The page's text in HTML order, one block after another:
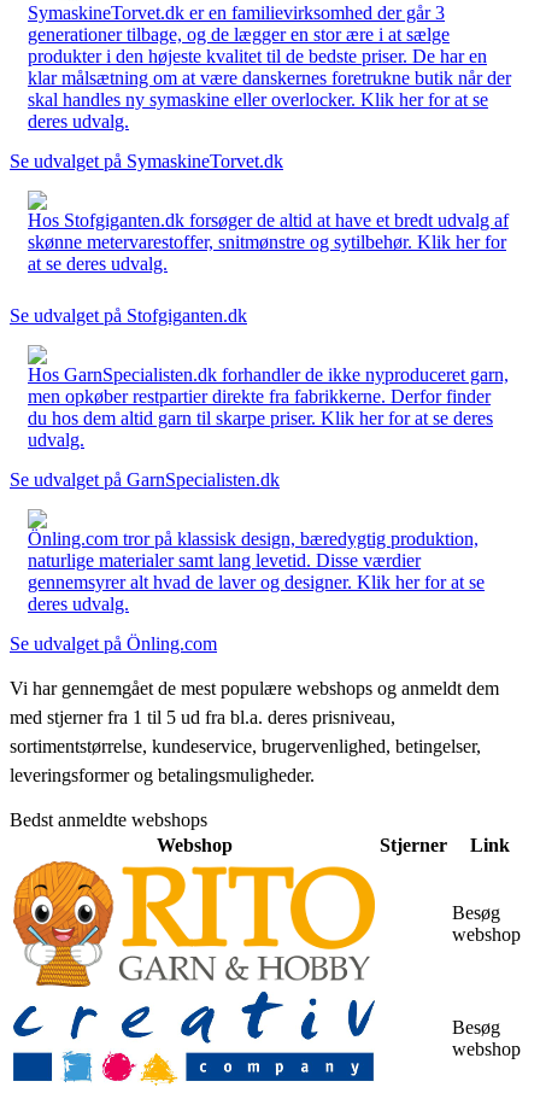
SymaskineTorvet.dk er en familievirksomhed der går 3
generationer tilbage, og de lægger en stor ære i at sælge
produkter i den højeste kvalitet til de bedste priser. De har en
klar målsætning om at være danskernes foretrukne butik når der
skal handles ny symaskine eller overlocker. Klik her for at se
deres udvalg.
Se udvalget på SymaskineTorvet.dk
Hos Stofgiganten.dk forsøger de altid at have et bredt udvalg af
skønne metervarestoffer, snitmønstre og sytilbehør. Klik her for
at se deres udvalg.
Se udvalget på Stofgiganten.dk
Hos GarnSpecialisten.dk forhandler de ikke nyproduceret garn,
men opkøber restpartier direkte fra fabrikkerne. Derfor finder
du hos dem altid garn til skarpe priser. Klik her for at se deres
udvalg.
Se udvalget på GarnSpecialisten.dk
Önling.com tror på klassisk design, bæredygtig produktion,
naturlige materialer samt lang levetid. Disse værdier
gennemsyrer alt hvad de laver og designer. Klik her for at se
deres udvalg.
Se udvalget på Önling.com
Vi har gennemgået de mest populære webshops og anmeldt dem
med stjerner fra 1 til 5 ud fra bl.a. deres prisniveau,
sortimentstørrelse, kundeservice, brugervenlighed, betingelser,
leveringsformer og betalingsmuligheder.
Bedst anmeldte webshops
Webshop
Stjerner Link
Besøg
webshop
Besøg
webshop